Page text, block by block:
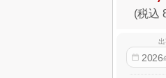
(税込
2026